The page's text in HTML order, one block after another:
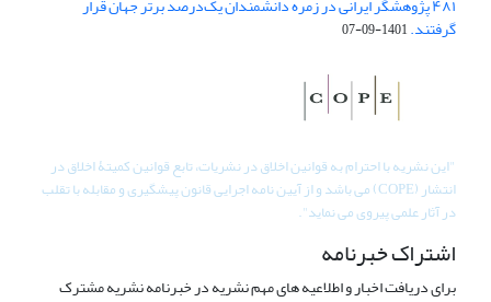
گرفتند.1401-09-07
"این نشریه با احترام به قوانین اخلاق در نشریات، تابع قوانین کمیتۀ اخلاق در
انتشار (COPE) می باشد و از آیین نامه اجرایی قانون پیشگیری و مقابله با تقلب
در آثار علمی پیروی می نماید".
اشتراک خبرنامه
برای دریافت اخبار و اطلاعیه های مهم نشریه در خبرنامه نشریه مشترک